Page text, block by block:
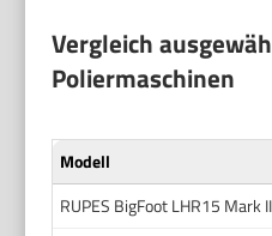
Vergleich
Poliermaschinen
Modell
RUPES BigFoot LHR15 Mark